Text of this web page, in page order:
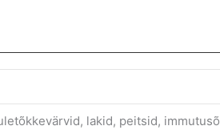
lakid, peitsid,